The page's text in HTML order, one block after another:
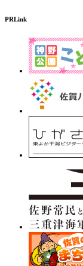
PRLink